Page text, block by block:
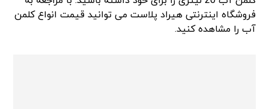
فروشگاه اینترنتی هیراد پلاست می توانید قیمت انواع کلمن
آب را مشاهده کنید.